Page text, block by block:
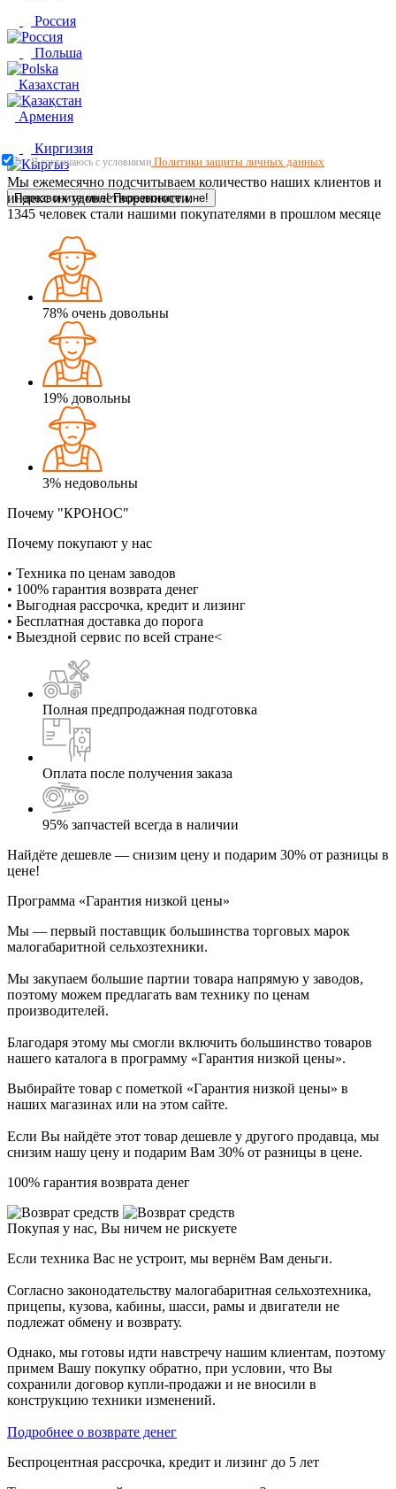
Россия
Польша
Казахстан
Армения
Киргизия
Перезвоните мне! Перезвоните мне!
Я соглашаюсь с условиями Политики защиты личных данных
Мы ежемесячно подсчитываем количество наших клиентов и
индекс их удовлетворенности.
1345 человек стали нашими покупателями в прошлом месяце
78% очень довольны
19% довольны
3% недовольны
Почему "КРОНОС"
Почему покупают у нас
• Техника по ценам заводов
• 100% гарантия возврата денег
• Выгодная рассрочка, кредит и лизинг
• Бесплатная доставка до порога
• Выездной сервис по всей стране<
Полная предпродажная подготовка
Оплата после получения заказа
95% запчастей всегда в наличии
Найдёте дешевле — снизим цену и подарим 30% от разницы в
цене!
Программа «Гарантия низкой цены»
Мы — первый поставщик большинства торговых марок
малогабаритной сельхозтехники.
Мы закупаем большие партии товара напрямую у заводов,
поэтому можем предлагать вам технику по ценам
производителей.
Благодаря этому мы смогли включить большинство товаров
нашего каталога в программу «Гарантия низкой цены».
Выбирайте товар с пометкой «Гарантия низкой цены» в
наших магазинах или на этом сайте.
Если Вы найдёте этот товар дешевле у другого продавца, мы
снизим нашу цену и подарим Вам 30% от разницы в цене.
100% гарантия возврата денег
Покупая у нас, Вы ничем не рискуете
Если техника Вас не устроит, мы вернём Вам деньги.
Согласно законодательству малогабаритная сельхозтехника,
прицепы, кузова, кабины, шасси, рамы и двигатели не
подлежат обмену и возврату.
Однако, мы готовы идти навстречу нашим клиентам, поэтому
примем Вашу покупку обратно, при условии, что Вы
сохранили договор купли-продажи и не вносили в
конструкцию техники изменений.
Подробнее о возврате денег
Беспроцентная рассрочка, кредит и лизинг до 5 лет